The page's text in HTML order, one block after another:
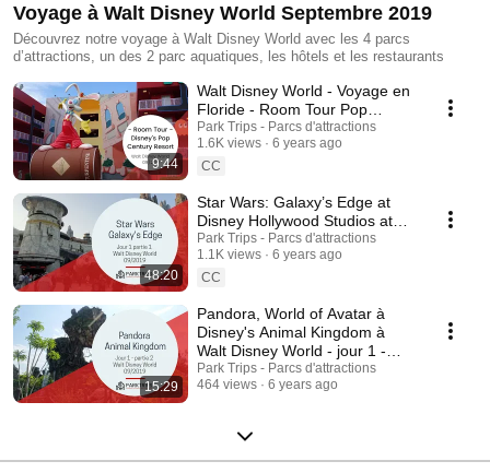
Voyage à Walt Disney World Septembre 2019
Découvrez notre voyage à Walt Disney World avec les 4 parcs
d’attractions, un des 2 parc aquatiques, les hôtels et les restaurants
9:44
Walt Disney World - Voyage en
Floride - Room Tour Pop
Century Resort
Park Trips - Parcs d'attractions
1.6K views
6 years ago
CC
48:20
Star Wars: Galaxy’s Edge at
Disney Hollywood Studios at
Walt Disney World - Day 1 -
Part 1
Park Trips - Parcs d'attractions
1.1K views
6 years ago
CC
15:29
Pandora, World of Avatar à
Disney's Animal Kingdom à
Walt Disney World - jour 1 -
partie 2
Park Trips - Parcs d'attractions
464 views
6 years ago